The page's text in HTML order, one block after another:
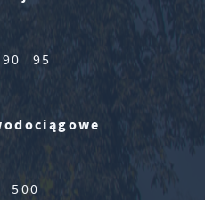
95
500